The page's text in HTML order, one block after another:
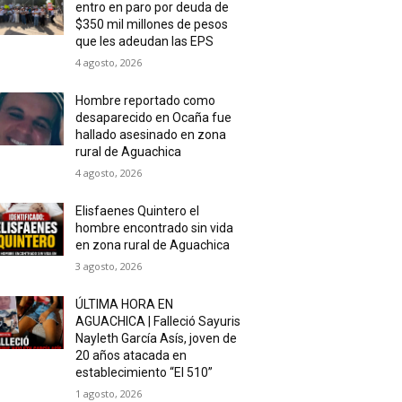
entro en paro por deuda de
$350 mil millones de pesos
que les adeudan las EPS
4 agosto, 2026
Hombre reportado como
desaparecido en Ocaña fue
hallado asesinado en zona
rural de Aguachica
4 agosto, 2026
Elisfaenes Quintero el
hombre encontrado sin vida
en zona rural de Aguachica
3 agosto, 2026
ÚLTIMA HORA EN
AGUACHICA | Falleció Sayuris
Nayleth García Asís, joven de
20 años atacada en
establecimiento “El 510”
1 agosto, 2026